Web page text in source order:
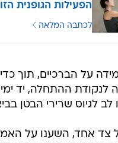
הפעילות הגופנית
לכתבה המלאה
על הברכיים, תוך
לנקודת ההתחלה, יד
שרירי הבטן בביצוע התרגיל
צד אחד, השענו על